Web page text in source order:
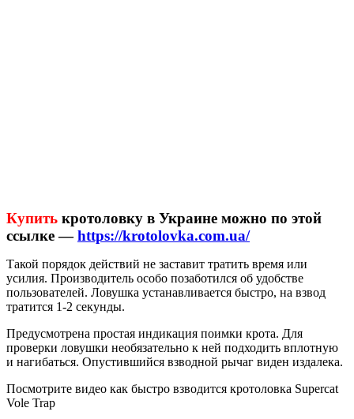
Купить кротоловку в Украине можно по этой
ссылке —https://krotolovka.com.ua/
Такой порядок действий не заставит тратить время или
усилия. Производитель особо позаботился об удобстве
пользователей. Ловушка устанавливается быстро, на взвод
тратится 1-2 секунды.
Предусмотрена простая индикация поимки крота. Для
проверки ловушки необязательно к ней подходить вплотную
и нагибаться. Опустившийся взводной рычаг виден издалека.
Посмотрите видео как быстро взводится кротоловка Supercat
Vole Trap